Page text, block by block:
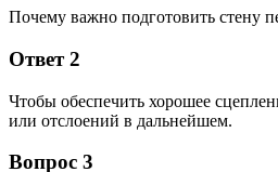
Почему важно подготовить стену
Ответ 2
Чтобы обеспечить хорошее
или отслоений в дальнейшем.
Вопрос 3